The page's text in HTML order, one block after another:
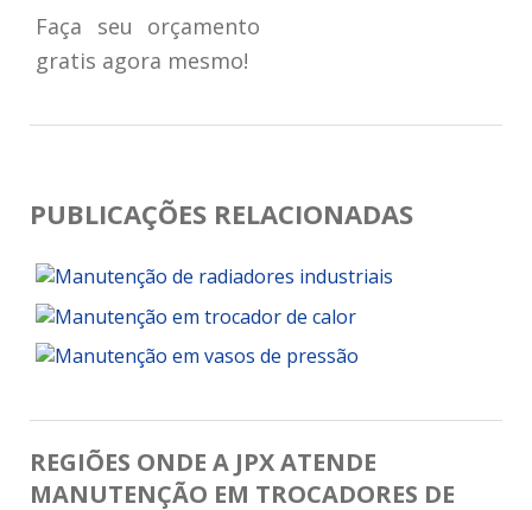
Faça seu orçamento
gratis agora mesmo!
PUBLICAÇÕES RELACIONADAS
REGIÕES ONDE A JPX ATENDE
MANUTENÇÃO EM TROCADORES DE